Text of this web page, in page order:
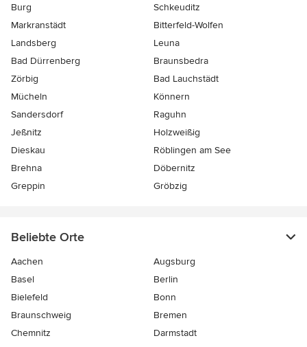
Burg
Schkeuditz
Markranstädt
Bitterfeld-Wolfen
Landsberg
Leuna
Bad Dürrenberg
Braunsbedra
Zörbig
Bad Lauchstädt
Mücheln
Könnern
Sandersdorf
Raguhn
Jeßnitz
Holzweißig
Dieskau
Röblingen am See
Brehna
Döbernitz
Greppin
Gröbzig
Beliebte Orte
Aachen
Augsburg
Basel
Berlin
Bielefeld
Bonn
Braunschweig
Bremen
Chemnitz
Darmstadt